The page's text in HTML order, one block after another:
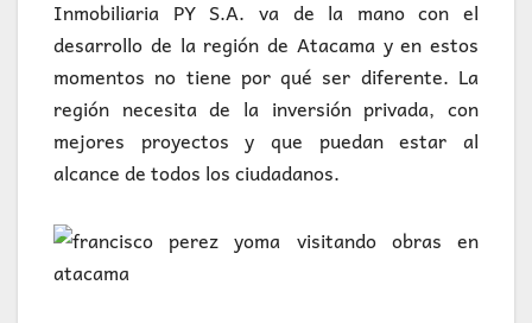
Inmobiliaria PY S.A. va de la mano con el
desarrollo de la región de Atacama y en estos
momentos no tiene por qué ser diferente. La
región necesita de la inversión privada, con
mejores proyectos y que puedan estar al
alcance de todos los ciudadanos.